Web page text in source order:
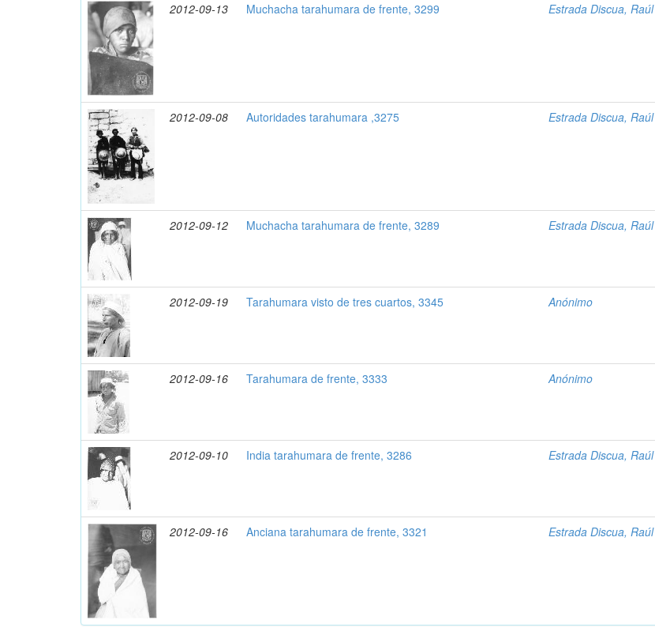
2012-09-13 Muchacha tarahumara de frente, 3299 Estrada Discua, Raúl
2012-09-08 Autoridades tarahumara ,3275 Estrada Discua, Raúl
2012-09-12 Muchacha tarahumara de frente, 3289 Estrada Discua, Raúl
2012-09-19 Tarahumara visto de tres cuartos, 3345 Anónimo
2012-09-16 Tarahumara de frente, 3333 Anónimo
2012-09-10 India tarahumara de frente, 3286 Estrada Discua, Raúl
2012-09-16 Anciana tarahumara de frente, 3321 Estrada Discua, Raúl